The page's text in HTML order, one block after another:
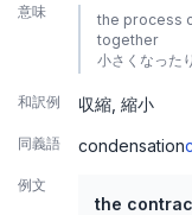
意味
the process
together
小さくなった
和訳例 収縮 縮小
同義語 condensation
例文
the